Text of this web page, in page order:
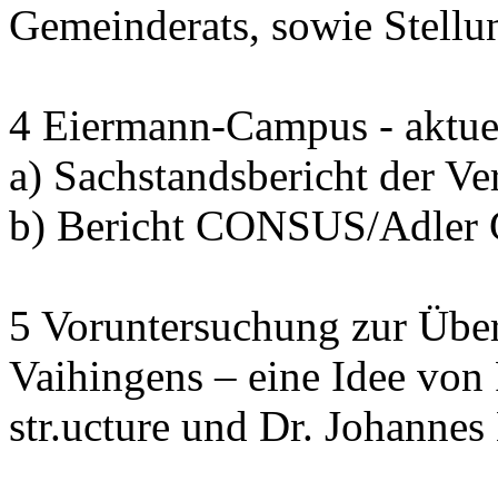
Gemeinderats, sowie
4 Eiermann-Campus -
a) Sachstandsbericht der
b) Bericht CONSUS/Adler
5 Voruntersuchung zur
Vaihingens – eine Idee
str.ucture und Dr.